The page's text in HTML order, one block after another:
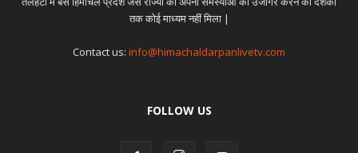
तक कोई माध्यम नहीं मिला |
Contact us: info@himachaldarpanlivetv.com
FOLLOW US